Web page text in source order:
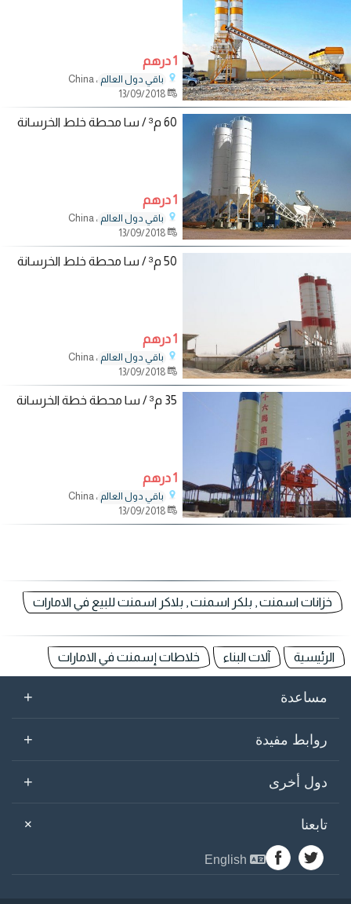
1 درهم
باقي دول العالم ، China
60 م³ / سا محطة خلط الخرسانة
1 درهم
باقي دول العالم ، China
50 م³ / سا محطة خلط الخرسانة
1 درهم
باقي دول العالم ، China
35 م³ / سا محطة خطة الخرسانة
1 درهم
باقي دول العالم ، China
خزانات اسمنت , بلكر اسمنت , بلاكر اسمنت للبيع في الامارات
الرئيسية آلات البناء خلاطات إسمنت في الامارات
مساعدة +
روابط مفيدة +
دول أخرى +
تابعنا +